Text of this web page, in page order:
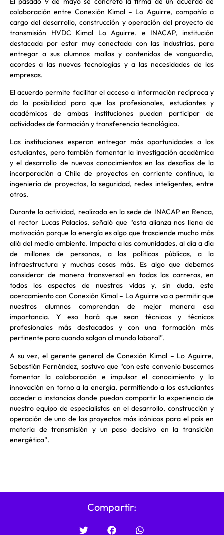
colaboración entre Conexión Kimal – Lo Aguirre, compañía a
cargo del desarrollo, construcción y operación del proyecto de
transmisión HVDC Kimal Lo Aguirre. e INACAP, institución
destacada por estar muy conectada con las industrias, para
entregar a sus alumnos mallas y contenidos de vanguardia,
acordes a las nuevas tecnologías y a las necesidades de las
empresas.
El acuerdo permite facilitar el acceso a información recíproca y
da la posibilidad para que los profesionales, estudiantes y
académicos de ambas instituciones puedan participar de
actividades de formación y transferencia tecnológica.
Las instituciones esperan entregar más oportunidades a los
estudiantes, pero también fomentar la investigación académica
y el desarrollo de nuevos conocimientos en los desafíos de la
incorporación a Chile de proyectos en corriente continua, la
ingeniería de proyectos, la seguridad, redes inteligentes, entre
otros.
Durante la actividad, realizada en la sede de INACAP en Renca,
el rector Lucas Palacios, señaló que “esta alianza nos llena de
motivación porque la energía es algo que trasciende mucho más
allá del medio ambiente. Impacta a las comunidades, al día a día
de millones de personas, a las políticas públicas, a la
infraestructura y muchas cosas más. Es algo que debemos
considerar de manera transversal en todas las carreras, en
todos los aspectos de nuestras vidas y, sin duda, este
acercamiento con Conexión Kimal – Lo Aguirre va a permitir que
nuestros alumnos comprendan de mejor manera esa
importancia. Y eso hará que sean técnicos y técnicos
profesionales más destacados y con una formación más
pertinente para cuando salgan al mundo laboral”.
A su vez, el gerente general de Conexión Kimal – Lo Aguirre,
Sebastián Fernández, sostuvo que “con este convenio buscamos
fomentar la colaboración e impulsar el conocimiento y la
innovación en torno a la energía, permitiendo a los estudiantes
acceder a instancias donde puedan compartir la experiencia de
nuestro equipo de especialistas en el desarrollo, construcción y
operación de uno de los proyectos más icónicos para el país en
materia de transmisión y un paso decisivo en la transición
energética”.
Compartir: